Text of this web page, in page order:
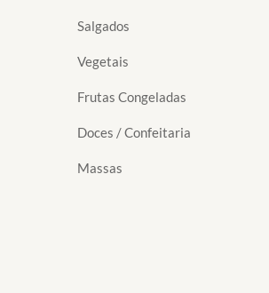
Salgados
Vegetais
Frutas Congeladas
Doces / Confeitaria
Massas